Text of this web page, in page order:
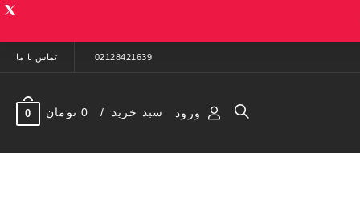
02128421639 تماس با ما
ورود سبد خرید 0 تومان 0